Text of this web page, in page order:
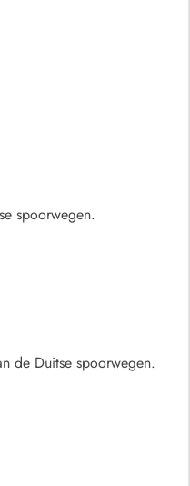
spoorwegen.
de Duitse spoorwegen.